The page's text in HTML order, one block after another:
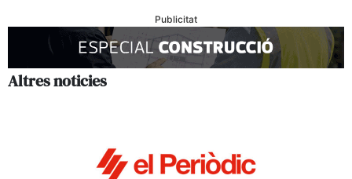
Publicitat
Altres noticies